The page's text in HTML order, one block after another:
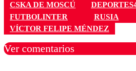
CSKA DE MOSCÚ
FUTBOLINTER
RUSIA
VÍCTOR FELIPE MÉNDEZ
Ver comentarios